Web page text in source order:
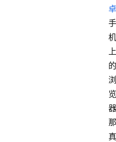
卓
手
机
上
的
浏
览
器
那
真